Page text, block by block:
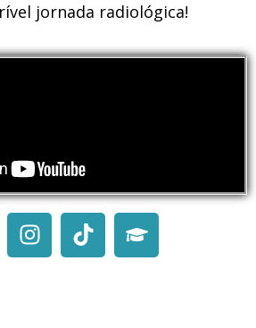
jornada radiológica!